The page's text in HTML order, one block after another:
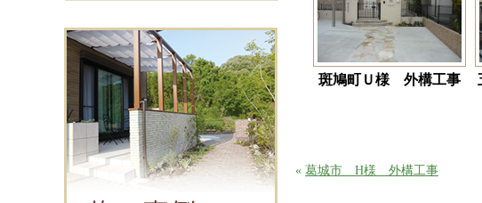
斑鳩町Ｕ様 外構工事
« 葛城市 H様 外構工事